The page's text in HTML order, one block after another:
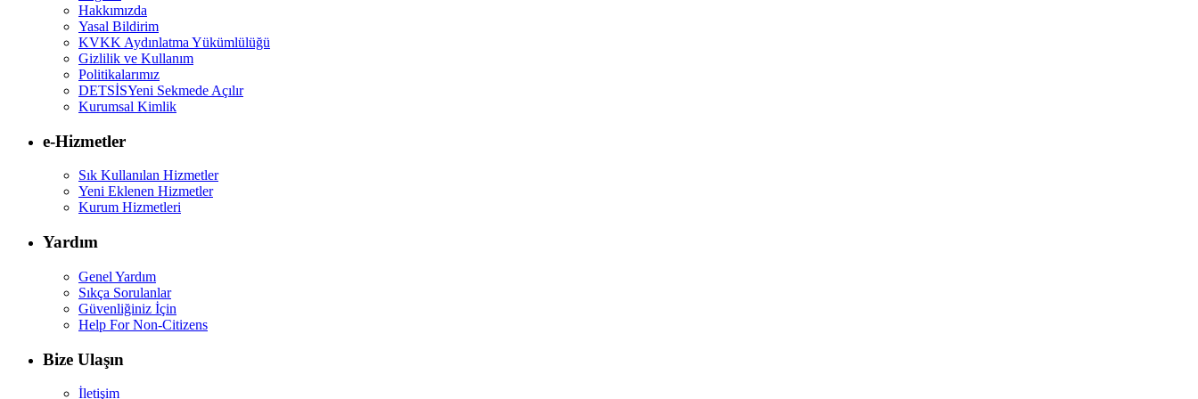
Hakkımızda
Yasal Bildirim
KVKK Aydınlatma Yükümlülüğü
Gizlilik ve Kullanım
Politikalarımız
DETSİSYeni Sekmede Açılır
Kurumsal Kimlik
e-Hizmetler
Sık Kullanılan Hizmetler
Yeni Eklenen Hizmetler
Kurum Hizmetleri
Yardım
Genel Yardım
Sıkça Sorulanlar
Güvenliğiniz İçin
Help For Non-Citizens
Bize Ulaşın
İletişim